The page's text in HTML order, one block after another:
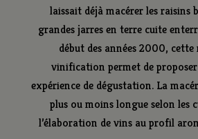
laissait déjà macérer les raisins
grandes jarres en terre cuite
début des années 2000, cette
vinification permet de
expérience de dégustation. La
plus ou moins longue selon les
l’élaboration de vins au profil